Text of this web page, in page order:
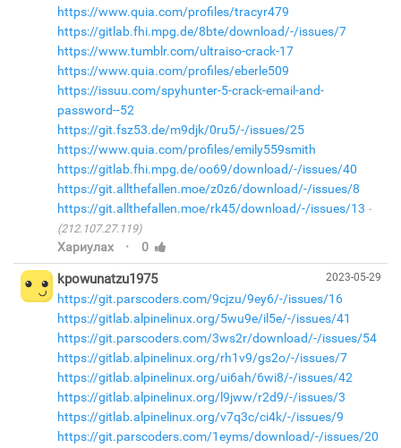
https://www.quia.com/profiles/tracyr479
https://gitlab.fhi.mpg.de/8bte/download/-/issues/7
https://www.tumblr.com/ultraiso-crack-17
https://www.quia.com/profiles/eberle509
https://issuu.com/spyhunter-5-crack-email-and-
password--52
https://git.fsz53.de/m9djk/0ru5/-/issues/25
https://www.quia.com/profiles/emily559smith
https://gitlab.fhi.mpg.de/oo69/download/-/issues/40
https://git.allthefallen.moe/z0z6/download/-/issues/8
https://git.allthefallen.moe/rk45/download/-/issues/13
(212.107.27.119)
Хариулах · 0
2023-05-29
kpowunatzu1975
https://git.parscoders.com/9cjzu/9ey6/-/issues/16
https://gitlab.alpinelinux.org/5wu9e/il5e/-/issues/41
https://git.parscoders.com/3ws2r/download/-/issues/54
https://gitlab.alpinelinux.org/rh1v9/gs2o/-/issues/7
https://gitlab.alpinelinux.org/ui6ah/6wi8/-/issues/42
https://gitlab.alpinelinux.org/l9jww/r2d9/-/issues/3
https://gitlab.alpinelinux.org/v7q3c/ci4k/-/issues/9
https://git.parscoders.com/1eyms/download/-/issues/20